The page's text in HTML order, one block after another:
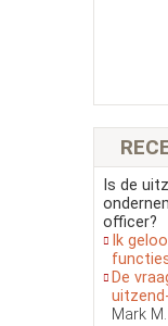
Is de
officer?
Ik
De
Mark